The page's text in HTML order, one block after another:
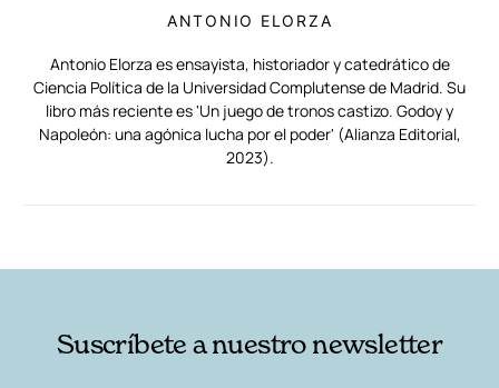
ANTONIO ELORZA
Antonio Elorza es ensayista, historiador y catedrático de
Ciencia Política de la Universidad Complutense de Madrid. Su
libro más reciente es 'Un juego de tronos castizo. Godoy y
Napoleón: una agónica lucha por el poder' (Alianza Editorial,
2023).
Suscríbete a nuestro newsletter